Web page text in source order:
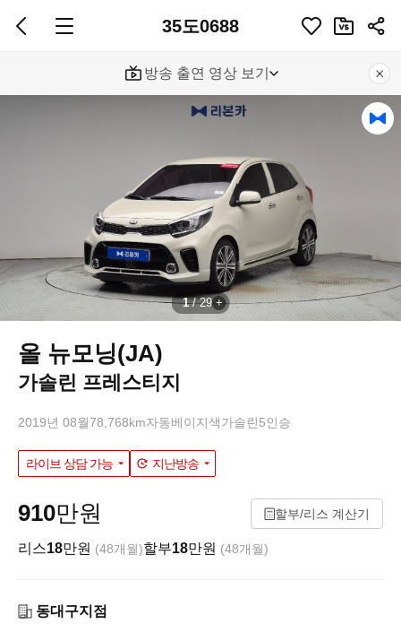
35도0688
방송 출연 영상 보기
1/29
올 뉴모닝(JA)
가솔린 프레스티지
2019년 08월78,768km자동베이지색가솔린5인승
라이브 상담 가능 지난방송
910만원 할부/리스 계산기
리스18만원 (48개월)할부18만원 (48개월)
동대구지점